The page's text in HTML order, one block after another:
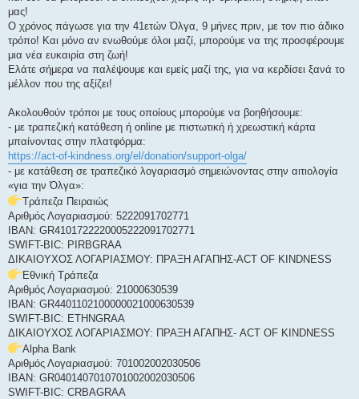
μας!
Ο χρόνος πάγωσε για την 41ετών Όλγα, 9 μήνες πριν, με τον πιο άδικο
τρόπο! Και μόνο αν ενωθούμε όλοι μαζί, μπορούμε να της προσφέρουμε
μια νέα ευκαιρία στη ζωή!
Ελάτε σήμερα να παλέψουμε και εμείς μαζί της, για να κερδίσει ξανά το
μέλλον που της αξίζει!
Ακολουθούν τρόποι με τους οποίους μπορούμε να βοηθήσουμε:
- με τραπεζική κατάθεση ή online με πιστωτική ή χρεωστική κάρτα
μπαίνοντας στην πλατφόρμα:
https://act-of-kindness.org/el/donation/support-olga/
- με κατάθεση σε τραπεζικό λογαριασμό σημειώνοντας στην αιτιολογία
«για την Όλγα»:
Τράπεζα Πειραιώς
Αριθμός Λογαριασμού: 5222091702771
IBAN: GR4101722220005222091702771
SWIFT-BIC: PIRBGRAA
ΔΙΚΑΙΟΥΧΟΣ ΛΟΓΑΡΙΑΣΜΟΥ: ΠΡΑΞΗ ΑΓΑΠΗΣ-ACT OF KINDNESS
Εθνική Τράπεζα
Αριθμός Λογαριασμού: 21000630539
IBAN: GR4401102100000021000630539
SWIFT-BIC: ETHNGRAA
ΔΙΚΑΙΟΥΧΟΣ ΛΟΓΑΡΙΑΣΜΟΥ: ΠΡΑΞΗ ΑΓΑΠΗΣ- ACT OF KINDNESS
Alpha Bank
Αριθμός Λογαριασμού: 701002002030506
IBAN: GR0401407010701002002030506
SWIFT-BIC: CRBAGRAA